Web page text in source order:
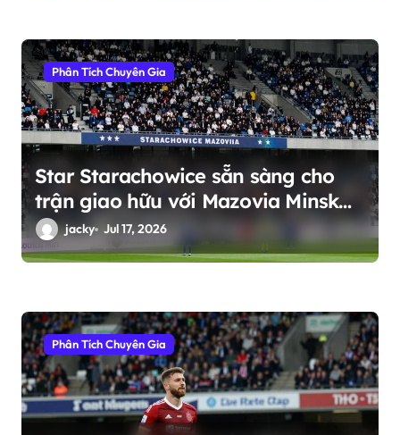
Phân Tích Chuyên Gia
Star Starachowice sẵn sàng cho
trận giao hữu với Mazovia Minsk
Mazowiecki
jacky Jul 17, 2026
Phân Tích Chuyên Gia